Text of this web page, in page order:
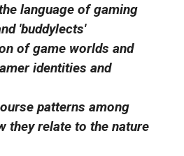
language of gaming
'buddylects'
of game worlds and
identities and
patterns among
they relate to the nature